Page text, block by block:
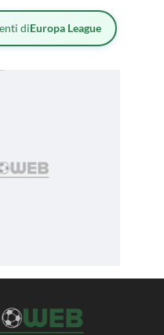
diEuropa League